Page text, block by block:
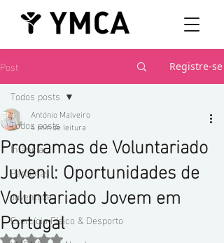
Post Registre-se
Todos posts
Infância
Parcerias
Juventude
Exercício Físico & Desporto
Todos posts
Programas de Voluntariado
Juvenil: Oportunidades de
Voluntariado Jovem em
Portugal
António Malveiro
4 min de leitura
Avaliado com NaN de 5 estrelas.